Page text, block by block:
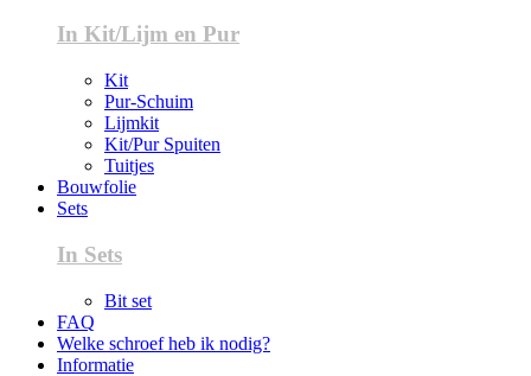
In Kit/Lijm en Pur
Kit
Pur-Schuim
Lijmkit
Kit/Pur Spuiten
Tuitjes
Bouwfolie
Sets
In Sets
Bit set
FAQ
Welke schroef heb ik nodig?
Informatie